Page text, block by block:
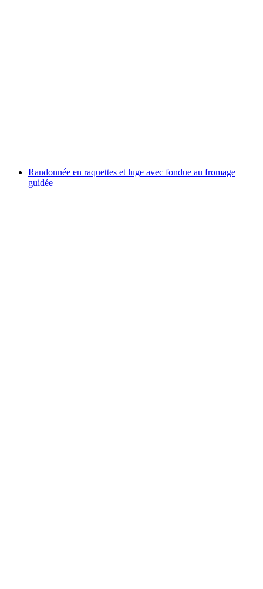
Randonnée en raquettes et luge avec fondue au fromage
guidée